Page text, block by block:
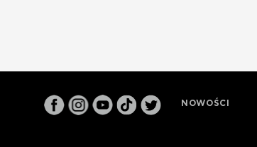
NOWOŚCI